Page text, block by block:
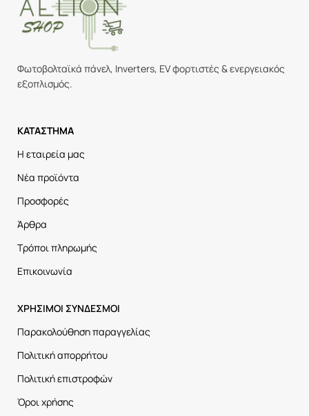
Φωτοβολταϊκά πάνελ, Inverters, EV φορτιστές & ενεργειακός
εξοπλισμός.
ΚΑΤΑΣΤΗΜΑ
Η εταιρεία μας
Νέα προϊόντα
Προσφορές
Άρθρα
Τρόποι πληρωμής
Επικοινωνία
ΧΡΗΣΙΜΟΙ ΣΥΝΔΕΣΜΟΙ
Παρακολούθηση παραγγελίας
Πολιτική απορρήτου
Πολιτική επιστροφών
Όροι χρήσης